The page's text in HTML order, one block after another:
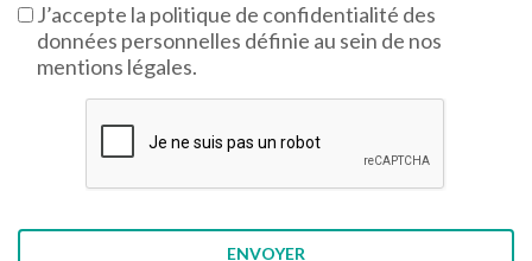
J’accepte la politique de confidentialité des
données personnelles définie au sein de nos
mentions légales.